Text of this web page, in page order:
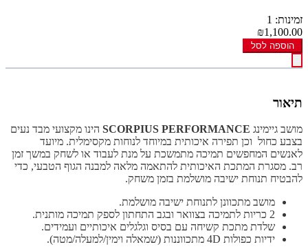
זמינות: 1
₪1,100.00
הוספה לסל
תיאור
מושב גיימינג SCORPIUS PERFORMANCE הינו מקצועי מבד נעים
בצבע כחול וכן תפירה איכותית במיוחד לנוחות מקסימלית. מיועד
לאנשים המחפשים תמיכה מתמשכת על מנת לעבוד או לשחק במשך זמן
רב. מסגרת המתכת האיכותית להתאמה מלאה למבנה הגוף הטבעי, כדי
להבטיח תנוחת ישיבה מושלמת בזמן משחק.
מושב מתכוונן לתנוחת ישיבה מושלמת.
2 כריות לתמיכה בצוואר ובגב התחתון לספק תמיכה מותנית.
שלדת מתכת קשיחה עם בסיס וגלגלים איכותיים ועמידים.
ידיות כפולות 4D מתכווננות (שמאלה וימין/למעלה/מטה).